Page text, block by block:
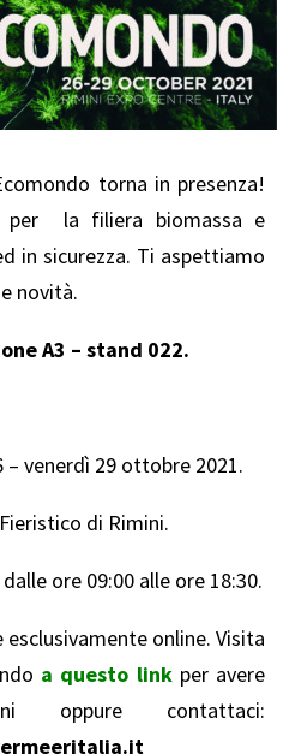
torna in presenza!
per la filiera biomassa e
in sicurezza. Ti aspettiamo
novità.
A3 – stand 022.
– venerdì 29 ottobre 2021.
di Rimini.
dalle ore 09:00 alle ore 18:30.
online. Visita
a questo link per avere
oppure contattaci: